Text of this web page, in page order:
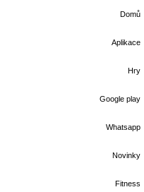
Domů
Aplikace
Hry
Google play
Whatsapp
Novinky
Fitness